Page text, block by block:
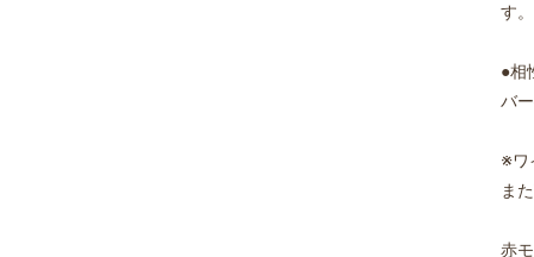
す。
●相
バ
※ワ
ま
赤